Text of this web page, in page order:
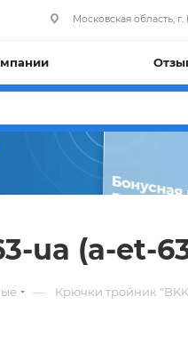
Московская область,
ua (a-et-
— Крючки тройник